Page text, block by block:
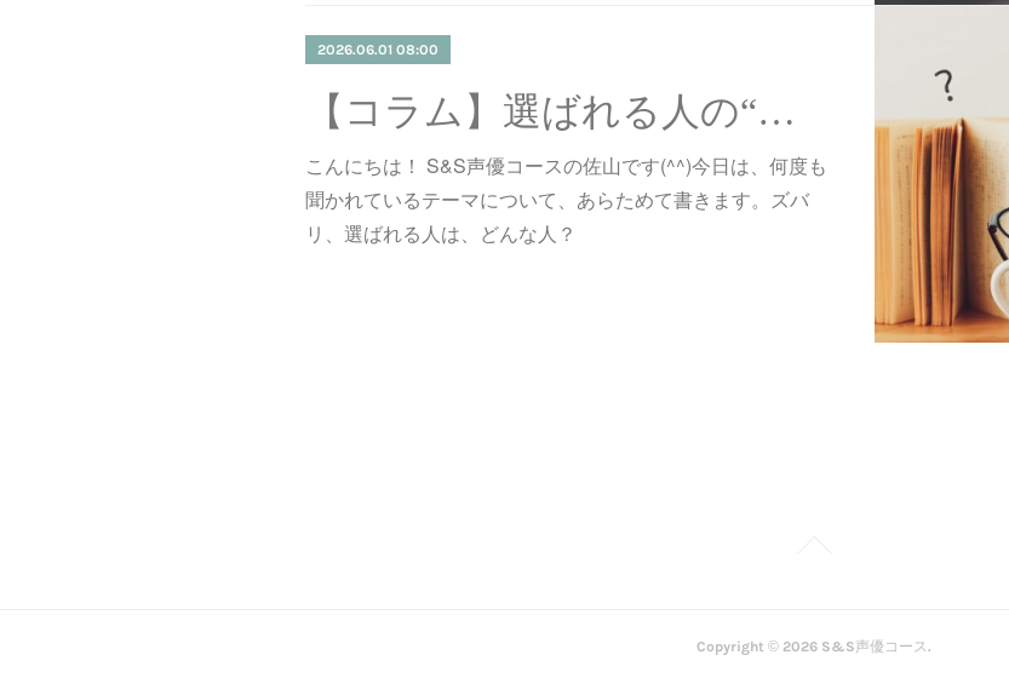
2026.06.01 08:00
【コラム】選ばれる人の“在り方”。
こんにちは！ S&S声優コースの佐山です(^^)今日は、何度も
聞かれているテーマについて、あらためて書きます。ズバ
リ、選ばれる人は、どんな人？
Copyright © 2026 S&S声優コース.